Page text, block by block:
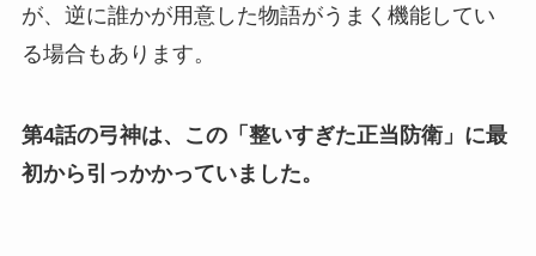
が、逆に誰かが用意した物語がうまく機能してい
る場合もあります。
第4話の弓神は、この「整いすぎた正当防衛」に最
初から引っかかっていました。